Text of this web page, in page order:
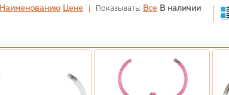
Наименованию Цене Показывать: Все В наличии